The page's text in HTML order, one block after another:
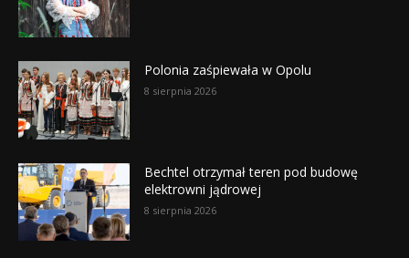
Polonia zaśpiewała w Opolu
8 sierpnia 2026
Bechtel otrzymał teren pod budowę
elektrowni jądrowej
8 sierpnia 2026